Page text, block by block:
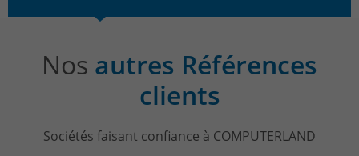
Nos autres Références
clients
Sociétés faisant confiance à COMPUTERLAND